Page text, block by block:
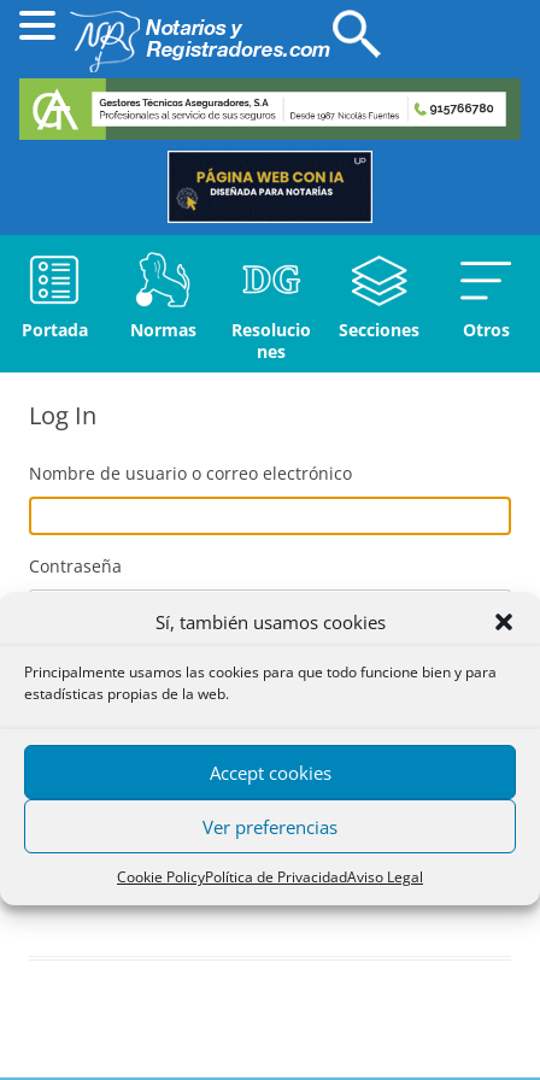
Sí, también usamos cookies
Principalmente usamos las cookies para que todo funcione bien y para
estadísticas propias de la web.
Accept cookies
Ver preferencias
Cookie PolicyPolítica de PrivacidadAviso Legal
Portada Normas
Resolucio
nes
Secciones Otros
Log In
Nombre de usuario o correo electrónico
Contraseña
Acceder
Registro
¿Has olvidado tu contraseña?